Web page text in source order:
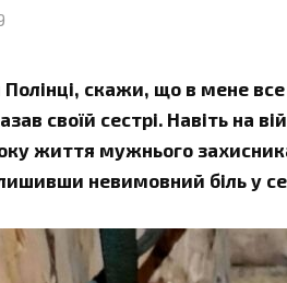
скажи, що в мене
своїй сестрі. Навіть на
життя мужнього
невимовний біль у